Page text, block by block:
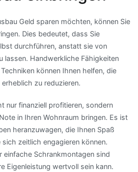
Geld sparen möchten, können Sie
Dies bedeutet, dass Sie
durchführen, anstatt sie von
lassen. Handwerkliche Fähigkeiten
können Ihnen helfen, die
zu reduzieren.
nur finanziell profitieren, sondern
in Ihren Wohnraum bringen. Es ist
heranzuwagen, die Ihnen Spaß
zeitlich engagieren können.
einfache Schrankmontagen sind
Eigenleistung wertvoll sein kann.